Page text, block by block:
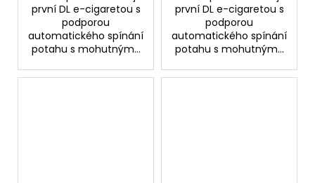
první DL e-cigaretou s
podporou
automatického spínání
potahu s mohutným...
první DL e-cigaretou s
podporou
automatického spínání
potahu s mohutným...